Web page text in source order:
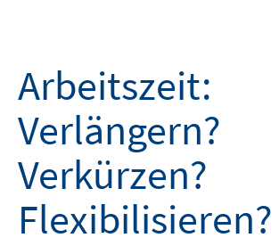
Arbeitszeit:
Verlängern?
Verkürzen?
Flexibilisieren?